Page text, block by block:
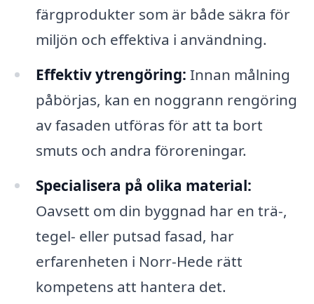
färgprodukter som är både säkra för
miljön och effektiva i användning.
Effektiv ytrengöring: Innan målning
påbörjas, kan en noggrann rengöring
av fasaden utföras för att ta bort
smuts och andra föroreningar.
Specialisera på olika material:
Oavsett om din byggnad har en trä-,
tegel- eller putsad fasad, har
erfarenheten i Norr-Hede rätt
kompetens att hantera det.